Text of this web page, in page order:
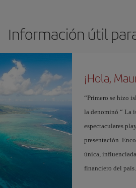
Información útil
¡Hola,
“Primero se hizo
la denominó “ La
espectaculares
presentación.
única,
financiero del